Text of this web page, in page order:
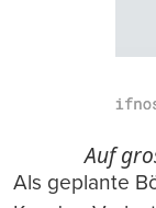
Auf
Als geplante